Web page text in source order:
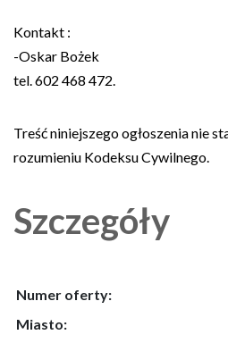
Kontakt :
-Oskar Bożek
tel. 602 468 472.
Treść niniejszego ogłoszenia nie
rozumieniu Kodeksu Cywilnego.
Szczegóły
Numer oferty:
Miasto: